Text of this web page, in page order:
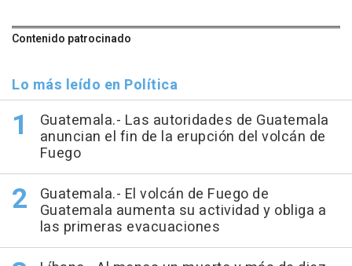
Contenido patrocinado
Lo más leído en Política
Guatemala.- Las autoridades de Guatemala
anuncian el fin de la erupción del volcán de
Fuego
Guatemala.- El volcán de Fuego de
Guatemala aumenta su actividad y obliga a
las primeras evacuaciones